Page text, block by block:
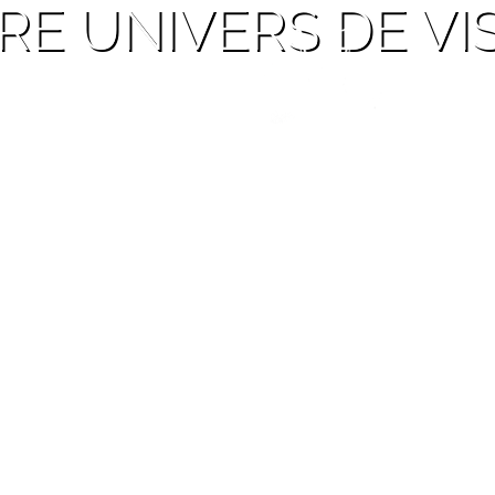
UNIVERS DE